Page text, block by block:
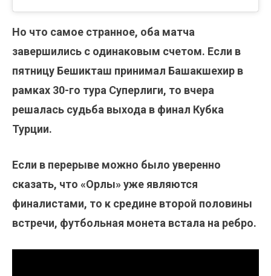
Но что самое странное, оба матча
завершились с одинаковым счетом. Если в
пятницу Бешикташ принимал Башакшехир в
рамках 30-го тура Суперлиги, то вчера
решалась судьба выхода в финал Кубка
Турции.
Если в перерыве можно было уверенно
сказать, что «Орлы» уже являются
финалистами, то к средине второй половины
встречи, футбольная монета встала на ребро.